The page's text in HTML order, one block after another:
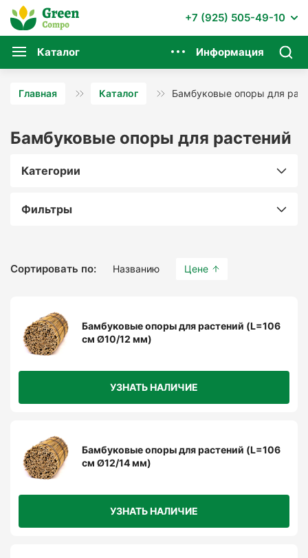
+7 (925) 505-49-10
Каталог Информация
Главная Каталог Бамбуковые опоры для
Бамбуковые опоры для растений
Категории
Фильтры
Сортировать по: Названию Цене
Бамбуковые опоры для растений (L=106
см Ø10/12 мм)
УЗНАТЬ НАЛИЧИЕ
Бамбуковые опоры для растений (L=106
см Ø12/14 мм)
УЗНАТЬ НАЛИЧИЕ